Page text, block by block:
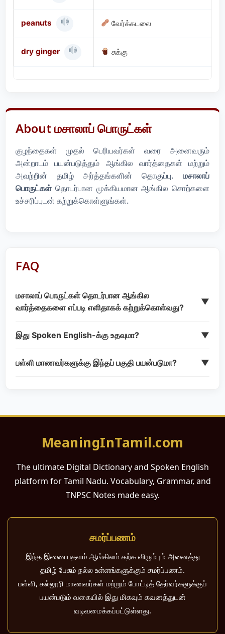
peanuts வேர்க்கடலை
dry ginger சுக்கு
About மசாலாப் பொருட்கள்
குழந்தைகள் முதல் பெரியவர்கள் வரை அனைவரும்
அன்றாடம் பயன்படுத்தும் ஆங்கில வார்த்தைகள் மற்றும்
அவற்றின் தமிழ் அர்த்தங்களின் தொகுப்பு. மசாலாப்
பொருட்கள் தொடர்பான முக்கியமான ஆங்கில சொற்களை
உச்சரிப்புடன் கற்றுக்கொள்ளுங்கள்.
FAQ
மசாலாப் பொருட்கள் தொடர்பான ஆங்கில
வார்த்தைகளை எப்படி எளிதாகக் கற்றுக்கொள்வது?
▼
இது Spoken English-க்கு உதவுமா? ▼
பள்ளி மாணவர்களுக்கு இந்தப் பகுதி பயன்படுமா? ▼
MeaningInTamil.com
The ultimate Digital Dictionary and Spoken English
platform for Tamil Nadu. Vocabulary, Grammar, and
TNPSC Notes made easy.
சமர்ப்பணம்
இந்த இணையதளம் ஆங்கிலம் கற்க விரும்பும் அனைத்து
தமிழ் பேசும் நல்ல உள்ளங்களுக்கும் சமர்ப்பணம்.
பள்ளி, கல்லூரி மாணவர்கள் மற்றும் போட்டித் தேர்வர்களுக்குப்
பயன்படும் வகையில் இது மிகவும் கவனத்துடன்
வடிவமைக்கப்பட்டுள்ளது.